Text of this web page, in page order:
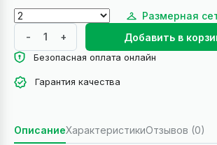
Размерная
-
+ Добавить в
Безопасная оплата онлайн
Гарантия качества
ОписаниеХарактеристикиОтзывов (0)